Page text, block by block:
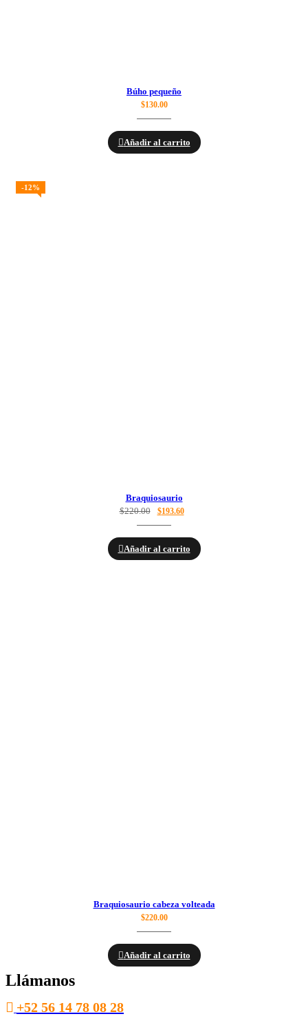
Búho pequeño
$130.00
Añadir al carrito
-12%
Braquiosaurio
$220.00 $193.60
Añadir al carrito
Braquiosaurio cabeza volteada
$220.00
Añadir al carrito
Llámanos
+52 56 14 78 08 28